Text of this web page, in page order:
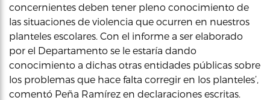
concernientes deben tener pleno conocimiento de
las situaciones de violencia que ocurren en nuestros
planteles escolares. Con el informe a ser elaborado
por el Departamento se le estaría dando
conocimiento a dichas otras entidades públicas sobre
los problemas que hace falta corregir en los planteles’,
comentó Peña Ramírez en declaraciones escritas.